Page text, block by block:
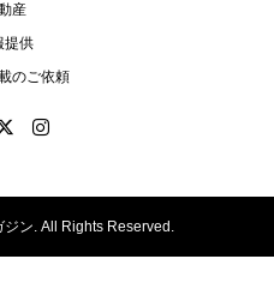
産
提供
のご依頼
ン. All Rights Reserved.